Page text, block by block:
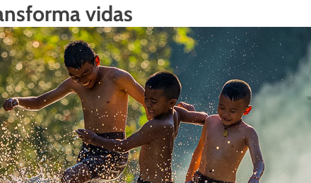
vidas